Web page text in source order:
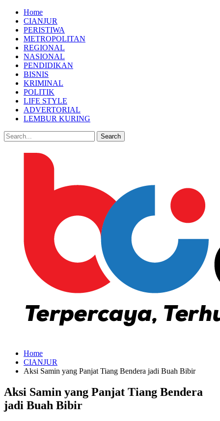
Home
CIANJUR
PERISTIWA
METROPOLITAN
REGIONAL
NASIONAL
PENDIDIKAN
BISNIS
KRIMINAL
POLITIK
LIFE STYLE
ADVERTORIAL
LEMBUR KURING
Home
CIANJUR
Aksi Samin yang Panjat Tiang Bendera jadi Buah Bibir
Aksi Samin yang Panjat Tiang Bendera
jadi Buah Bibir